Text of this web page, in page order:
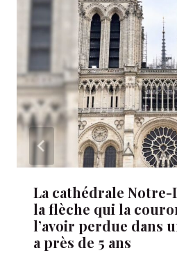
La cathédrale Notre-
la flèche qui la
l’avoir perdue dans
a près de 5 ans